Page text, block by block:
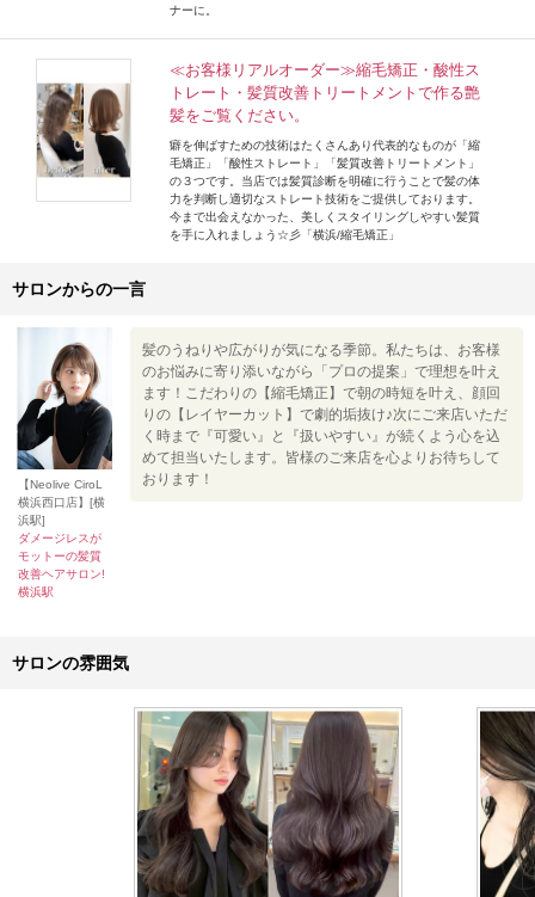
ナーに。
≪お客様リアルオーダー≫縮毛矯正・酸性ス
トレート・髪質改善トリートメントで作る艶
髪をご覧ください。
癖を伸ばすための技術はたくさんあり代表的なものが「縮
毛矯正」「酸性ストレート」「髪質改善トリートメント」
の３つです。当店では髪質診断を明確に行うことで髪の体
力を判断し適切なストレート技術をご提供しております。
今まで出会えなかった、美しくスタイリングしやすい髪質
を手に入れましょう☆彡「横浜/縮毛矯正」
サロンからの一言
【Neolive CiroL
横浜西口店】[横
浜駅]
ダメージレスが
モットーの髪質
改善ヘアサロン!
横浜駅
髪のうねりや広がりが気になる季節。私たちは、お客様
のお悩みに寄り添いながら「プロの提案」で理想を叶え
ます！こだわりの【縮毛矯正】で朝の時短を叶え、顔回
りの【レイヤーカット】で劇的垢抜け♪次にご来店いただ
く時まで『可愛い』と『扱いやすい』が続くよう心を込
めて担当いたします。皆様のご来店を心よりお待ちして
おります！
サロンの雰囲気